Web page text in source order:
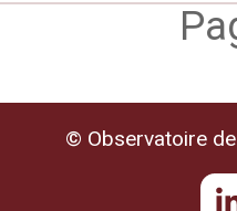
© Observatoire